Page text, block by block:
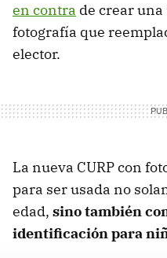
en contra de crear una
fotografía que
elector.
La nueva CURP con
para ser usada no
edad, sino también
identificación para